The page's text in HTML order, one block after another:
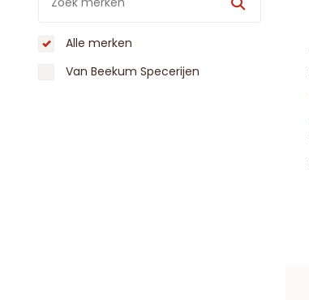
Alle merken
Van Beekum Specerijen